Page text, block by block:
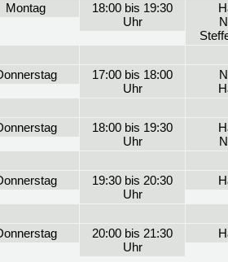
Montag
18:00 bis 19:30
Uhr
17:00 bis 18:00
Uhr
18:00 bis 19:30
Uhr
19:30 bis 20:30
Uhr
20:00 bis 21:30
Uhr